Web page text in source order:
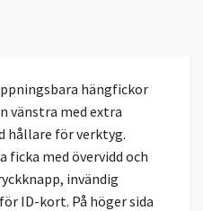
hängfickor
vänstra med extra
hållare för verktyg.
ficka med övervidd och
invändig
ID-kort. På höger sida